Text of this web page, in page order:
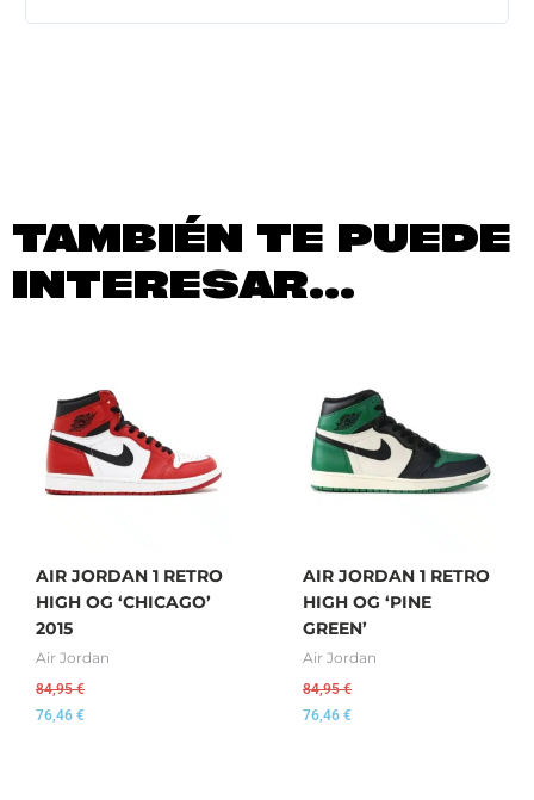
TAMBIÉN TE PUEDE
INTERESAR...
AIR JORDAN 1 RETRO
HIGH OG ‘CHICAGO’
2015
Air Jordan
84,95€
76,46 €
AIR JORDAN 1 RETRO
HIGH OG ‘PINE
GREEN’
Air Jordan
84,95€
76,46 €